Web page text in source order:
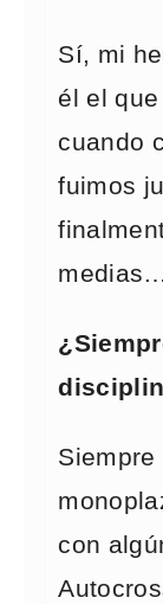
Sí, mi
él el
cuando
fuimos
con